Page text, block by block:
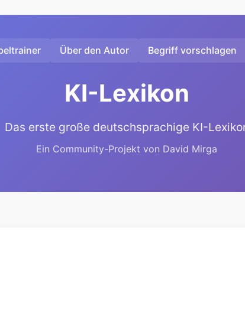
Über den Autor Begriff vorschlagen
KI-Lexikon
Das erste große deutschsprachige KI-
Ein Community-Projekt von David Mirga